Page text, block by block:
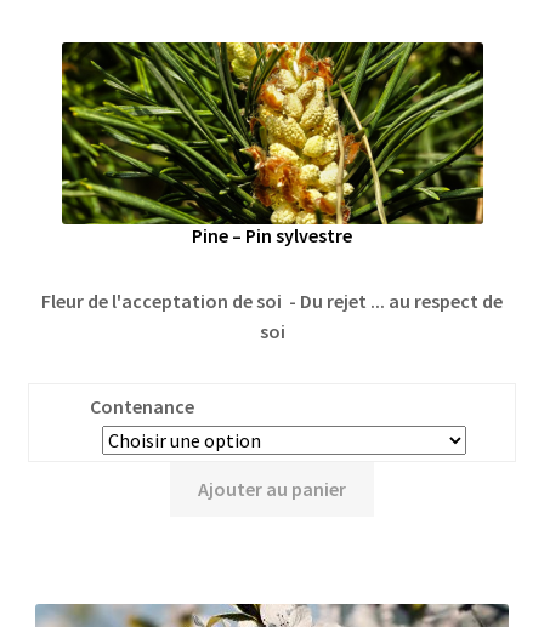
Pine – Pin sylvestre
Fleur de l'acceptation de soi - Du rejet ... au respect de
soi
Contenance
Ajouter au panier